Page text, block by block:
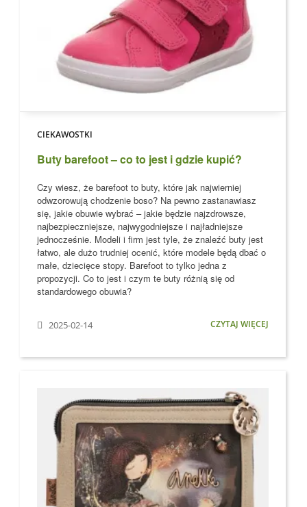
CIEKAWOSTKI
Buty barefoot – co to jest i gdzie kupić?
Czy wiesz, że barefoot to buty, które jak najwierniej
odwzorowują chodzenie boso? Na pewno zastanawiasz
się, jakie obuwie wybrać – jakie będzie najzdrowsze,
najbezpieczniejsze, najwygodniejsze i najładniejsze
jednocześnie. Modeli i firm jest tyle, że znaleźć buty jest
łatwo, ale dużo trudniej ocenić, które modele będą dbać o
małe, dziecięce stopy. Barefoot to tylko jedna z
propozycji. Co to jest i czym te buty różnią się od
standardowego obuwia?
2025-02-14 CZYTAJ WIĘCEJ